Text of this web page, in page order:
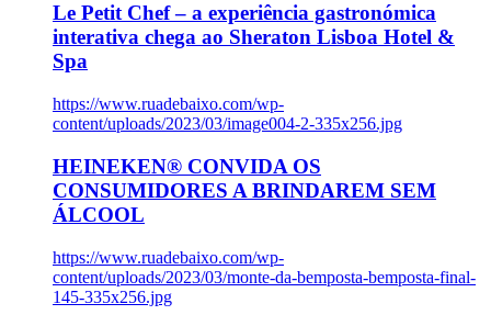
Le Petit Chef – a experiência gastronómica
interativa chega ao Sheraton Lisboa Hotel &
Spa
https://www.ruadebaixo.com/wp-
content/uploads/2023/03/image004-2-335x256.jpg
HEINEKEN® CONVIDA OS
CONSUMIDORES A BRINDAREM SEM
ÁLCOOL
https://www.ruadebaixo.com/wp-
content/uploads/2023/03/monte-da-bemposta-bemposta-final-
145-335x256.jpg